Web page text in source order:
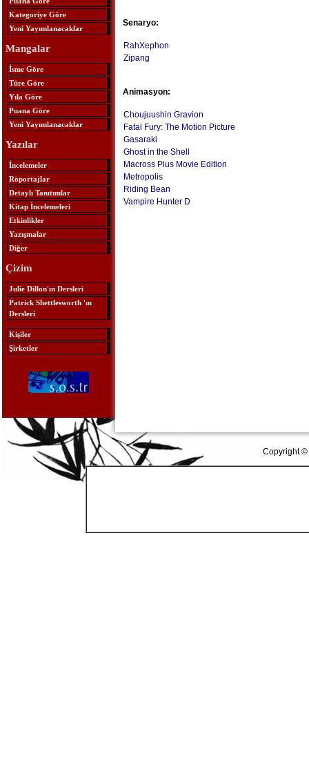
Kategoriye Göre
Yeni Yayımlanacaklar
Mangalar
İsme Göre
Türe Göre
Yıla Göre
Puana Göre
Yeni Yayımlanacaklar
Yazılar
İncelemeler
Röportajlar
Detaylı Tanıtımlar
Kitap İncelemeleri
Etkinlikler
Yazışmalar
Diğer
Çizim
Julie Dillon'ın Dersleri
Patrick Shettlesworth 'ın
Dersleri
Kişiler
Şirketler
Senaryo:
RahXephon
Zipang
Animasyon:
Choujuushin Gravion
Fatal Fury: The Motion Picture
Gasaraki
Ghost in the Shell
Macross Plus Movie Edition
Metropolis
Riding Bean
Vampire Hunter D
Copyright ©